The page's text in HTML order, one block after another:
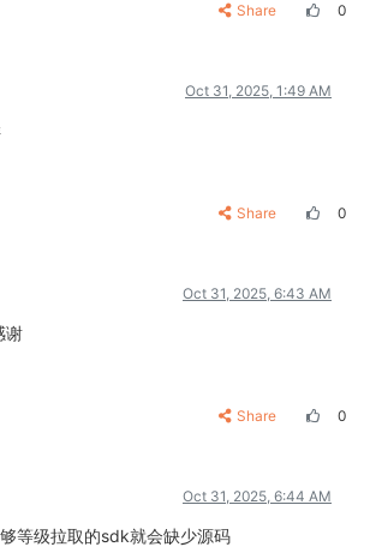
Share 0
Oct 31, 2025, 1:49 AM
Share 0
Oct 31, 2025, 6:43 AM
谢
Share 0
Oct 31, 2025, 6:44 AM
等级拉取的sdk就会缺少源码